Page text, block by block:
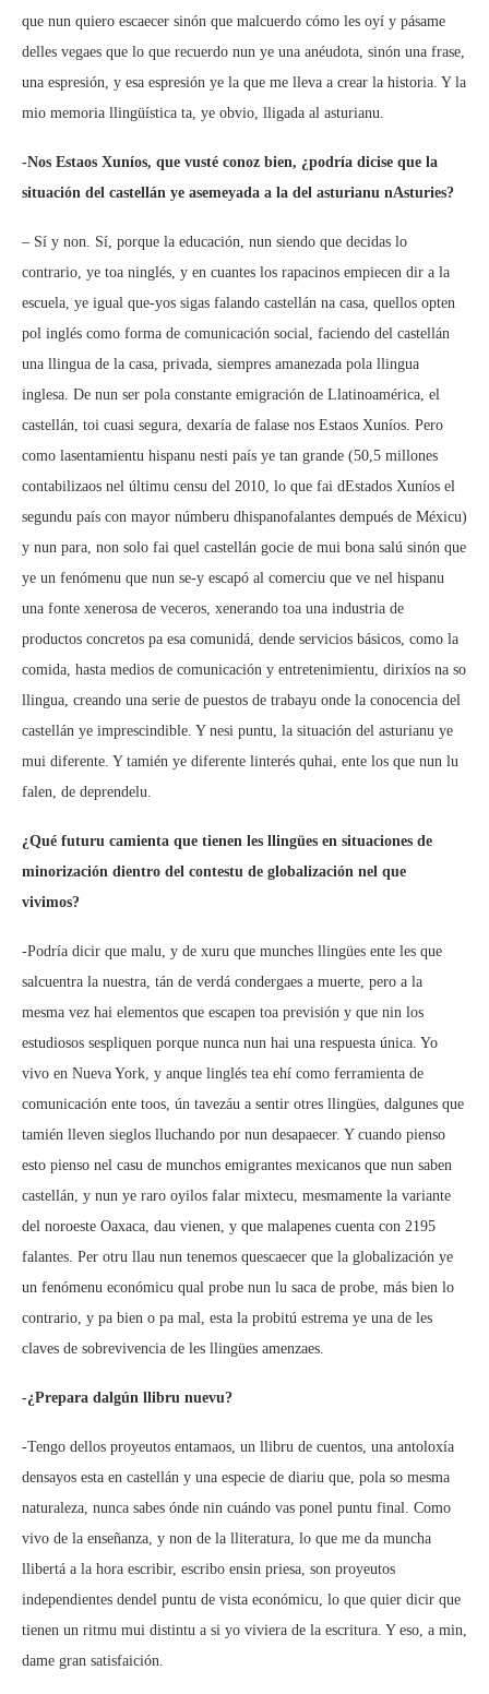
que nun quiero escaecer sinón que malcuerdo cómo les oyí y pásame
delles vegaes que lo que recuerdo nun ye una anéudota, sinón una frase,
una espresión, y esa espresión ye la que me lleva a crear la historia. Y la
mio memoria llingüística ta, ye obvio, lligada al asturianu.
-Nos Estaos Xuníos, que vusté conoz bien, ¿podría dicise que la
situación del castellán ye asemeyada a la del asturianu nAsturies?
– Sí y non. Sí, porque la educación, nun siendo que decidas lo
contrario, ye toa ninglés, y en cuantes los rapacinos empiecen dir a la
escuela, ye igual que-yos sigas falando castellán na casa, quellos opten
pol inglés como forma de comunicación social, faciendo del castellán
una llingua de la casa, privada, siempres amanezada pola llingua
inglesa. De nun ser pola constante emigración de Llatinoamérica, el
castellán, toi cuasi segura, dexaría de falase nos Estaos Xuníos. Pero
como lasentamientu hispanu nesti país ye tan grande (50,5 millones
contabilizaos nel últimu censu del 2010, lo que fai dEstados Xuníos el
segundu país con mayor númberu dhispanofalantes dempués de Méxicu)
y nun para, non solo fai quel castellán gocie de mui bona salú sinón que
ye un fenómenu que nun se-y escapó al comerciu que ve nel hispanu
una fonte xenerosa de veceros, xenerando toa una industria de
productos concretos pa esa comunidá, dende servicios básicos, como la
comida, hasta medios de comunicación y entretenimientu, dirixíos na so
llingua, creando una serie de puestos de trabayu onde la conocencia del
castellán ye imprescindible. Y nesi puntu, la situación del asturianu ye
mui diferente. Y tamién ye diferente linterés quhai, ente los que nun lu
falen, de deprendelu.
¿Qué futuru camienta que tienen les llingües en situaciones de
minorización dientro del contestu de globalización nel que
vivimos?
-Podría dicir que malu, y de xuru que munches llingües ente les que
salcuentra la nuestra, tán de verdá condergaes a muerte, pero a la
mesma vez hai elementos que escapen toa previsión y que nin los
estudiosos sespliquen porque nunca nun hai una respuesta única. Yo
vivo en Nueva York, y anque linglés tea ehí como ferramienta de
comunicación ente toos, ún tavezáu a sentir otres llingües, dalgunes que
tamién lleven sieglos lluchando por nun desapaecer. Y cuando pienso
esto pienso nel casu de munchos emigrantes mexicanos que nun saben
castellán, y nun ye raro oyilos falar mixtecu, mesmamente la variante
del noroeste Oaxaca, dau vienen, y que malapenes cuenta con 2195
falantes. Per otru llau nun tenemos quescaecer que la globalización ye
un fenómenu económicu qual probe nun lu saca de probe, más bien lo
contrario, y pa bien o pa mal, esta la probitú estrema ye una de les
claves de sobrevivencia de les llingües amenzaes.
-¿Prepara dalgún llibru nuevu?
-Tengo dellos proyeutos entamaos, un llibru de cuentos, una antoloxía
densayos esta en castellán y una especie de diariu que, pola so mesma
naturaleza, nunca sabes ónde nin cuándo vas ponel puntu final. Como
vivo de la enseñanza, y non de la lliteratura, lo que me da muncha
llibertá a la hora escribir, escribo ensin priesa, son proyeutos
independientes dendel puntu de vista económicu, lo que quier dicir que
tienen un ritmu mui distintu a si yo viviera de la escritura. Y eso, a min,
dame gran satisfaición.